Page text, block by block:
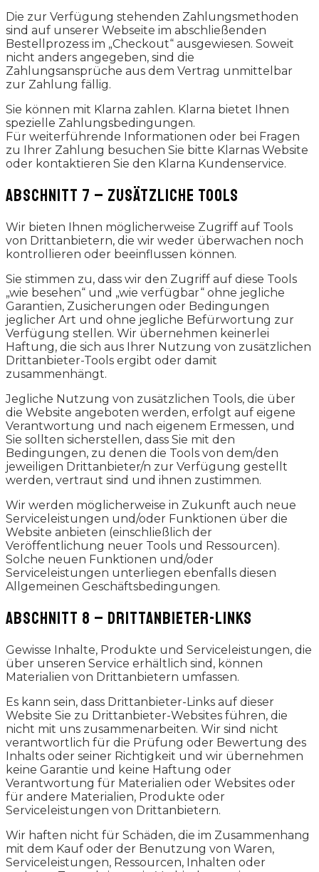
Die zur Verfügung stehenden Zahlungsmethoden
sind auf unserer Webseite im abschließenden
Bestellprozess im „Checkout“ ausgewiesen. Soweit
nicht anders angegeben, sind die
Zahlungsansprüche aus dem Vertrag unmittelbar
zur Zahlung fällig.
Sie können mit Klarna zahlen. Klarna bietet Ihnen
spezielle Zahlungsbedingungen.
Für weiterführende Informationen oder bei Fragen
zu Ihrer Zahlung besuchen Sie bitte Klarnas Website
oder kontaktieren Sie den Klarna Kundenservice.
ABSCHNITT 7 – ZUSÄTZLICHE TOOLS
Wir bieten Ihnen möglicherweise Zugriff auf Tools
von Drittanbietern, die wir weder überwachen noch
kontrollieren oder beeinflussen können.
Sie stimmen zu, dass wir den Zugriff auf diese Tools
„wie besehen“ und „wie verfügbar“ ohne jegliche
Garantien, Zusicherungen oder Bedingungen
jeglicher Art und ohne jegliche Befürwortung zur
Verfügung stellen. Wir übernehmen keinerlei
Haftung, die sich aus Ihrer Nutzung von zusätzlichen
Drittanbieter-Tools ergibt oder damit
zusammenhängt.
Jegliche Nutzung von zusätzlichen Tools, die über
die Website angeboten werden, erfolgt auf eigene
Verantwortung und nach eigenem Ermessen, und
Sie sollten sicherstellen, dass Sie mit den
Bedingungen, zu denen die Tools von dem/den
jeweiligen Drittanbieter/n zur Verfügung gestellt
werden, vertraut sind und ihnen zustimmen.
Wir werden möglicherweise in Zukunft auch neue
Serviceleistungen und/oder Funktionen über die
Website anbieten (einschließlich der
Veröffentlichung neuer Tools und Ressourcen).
Solche neuen Funktionen und/oder
Serviceleistungen unterliegen ebenfalls diesen
Allgemeinen Geschäftsbedingungen.
ABSCHNITT 8 – DRITTANBIETER-LINKS
Gewisse Inhalte, Produkte und Serviceleistungen, die
über unseren Service erhältlich sind, können
Materialien von Drittanbietern umfassen.
Es kann sein, dass Drittanbieter-Links auf dieser
Website Sie zu Drittanbieter-Websites führen, die
nicht mit uns zusammenarbeiten. Wir sind nicht
verantwortlich für die Prüfung oder Bewertung des
Inhalts oder seiner Richtigkeit und wir übernehmen
keine Garantie und keine Haftung oder
Verantwortung für Materialien oder Websites oder
für andere Materialien, Produkte oder
Serviceleistungen von Drittanbietern.
Wir haften nicht für Schäden, die im Zusammenhang
mit dem Kauf oder der Benutzung von Waren,
Serviceleistungen, Ressourcen, Inhalten oder